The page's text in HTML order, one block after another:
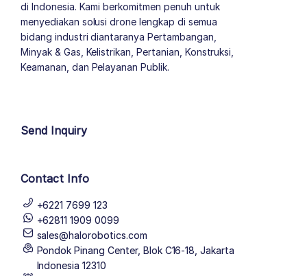
di Indonesia. Kami berkomitmen penuh untuk
menyediakan solusi drone lengkap di semua
bidang industri diantaranya Pertambangan,
Minyak & Gas, Kelistrikan, Pertanian, Konstruksi,
Keamanan, dan Pelayanan Publik.
Send Inquiry
Contact Info
+6221 7699 123
+62811 1909 0099
sales@halorobotics.com
Pondok Pinang Center, Blok C16-18, Jakarta
Indonesia 12310